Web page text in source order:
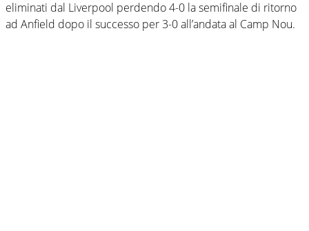
eliminati dal Liverpool perdendo 4-0 la semifinale di ritorno
ad Anfield dopo il successo per 3-0 all’andata al Camp Nou.